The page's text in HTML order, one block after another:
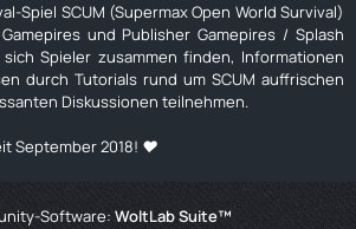
Spiel SCUM (Supermax Open World Survival)
und Publisher Gamepires / Splash
Spieler zusammen finden, Informationen
durch Tutorials rund um SCUM auffrischen
Diskussionen teilnehmen.
September 2018! ❤️
Software: WoltLab Suite™